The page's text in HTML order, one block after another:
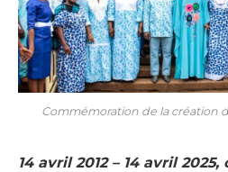
Commémoration de la création
14 avril 2012 – 14 avril